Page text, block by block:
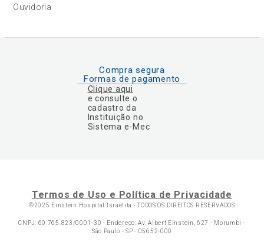
Ouvidoria
Compra segura
Formas de pagamento
Clique aqui
e consulte o
cadastro da
Instituição no
Sistema e-Mec
Termos de Uso e Política de Privacidade
©2025 Einstein Hospital Israelita -TODOS OS DIREITOS RESERVADOS
CNPJ: 60.765.823/0001-30 - Endereço: Av. Albert Einstein, 627 - Morumbi -
São Paulo - SP - 05652-000